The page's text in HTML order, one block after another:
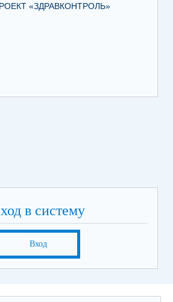
«ЗДРАВКОНТРОЛЬ»
в систему
Вход